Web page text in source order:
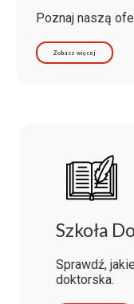
Poznaj naszą
Zobacz więcej
Szkoła
Sprawdź,
doktorska.